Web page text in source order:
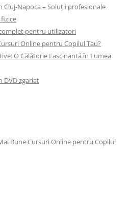
Cluj-Napoca – Soluții profesionale
pentru utilizatori
Online pentru Copilul Tau?
O Călătorie Fascinantă în Lumea
DVD zgariat
Bune Cursuri Online pentru Copilul